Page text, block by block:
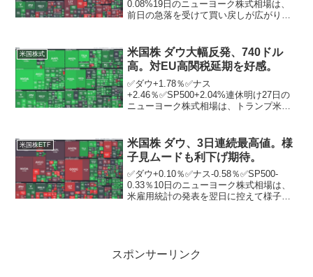
0.08%19日のニューヨーク株式相場は、
前日の急落を受けて買い戻しが広がり、
0416万株減の12億2510万株。1...
米国株式
米国株 ダウ大幅反発、740ドル
高。対EU高関税延期を好感。
✅ダウ+1.78％✅ナス
+2.46％✅SP500+2.04%連休明け27日の
ニューヨーク株式相場は、トランプ米大
ューヨーク証券取引所の出来高は前週末
比1億4675万株...
米国株ETF
米国株 ダウ、3日連続最高値。様
子見ムードも利下げ期待。
✅ダウ+0.10％✅ナス-0.58％✅SP500-
0.33％10日のニューヨーク株式相場は、
米雇用統計の発表を翌日に控えて様子見
スポンサーリンク